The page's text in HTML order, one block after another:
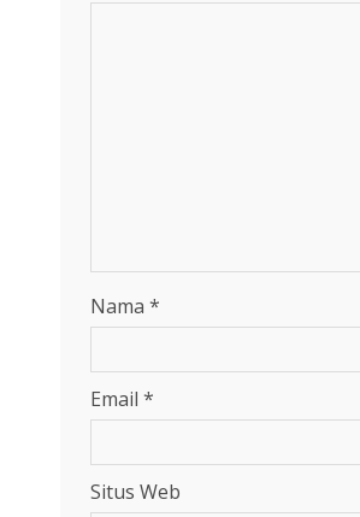
Nama *
Email *
Situs Web